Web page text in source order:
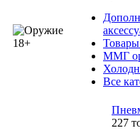
ММГ
Все
227